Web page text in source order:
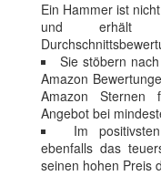
Ein Hammer ist
und erhält
Sie stöbern
Amazon
Amazon Sternen
Angebot bei
Im
ebenfalls das
seinen hohen Preis